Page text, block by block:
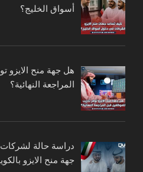
أسواق الخليج؟
هل جهة منح الايزو
المراجعة النهائية؟
دراسة حالة
جهة منح الايزو